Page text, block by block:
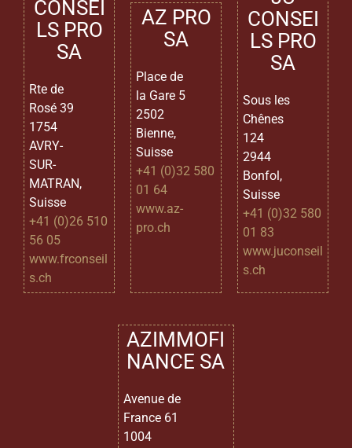
CONSEI
LS PRO
SA
Rte de
Rosé 39
1754
AVRY-
SUR-
MATRAN,
Suisse
+41 (0)26 510
56 05
www.frconseil
s.ch
AZ PRO
SA
Place de
la Gare 5
2502
Bienne,
Suisse
+41 (0)32 580
01 64
www.az-
pro.ch
CONSEI
LS PRO
SA
Sous les
Chênes
124
2944
Bonfol,
Suisse
+41 (0)32 580
01 83
www.juconseil
s.ch
AZIMMOFI
NANCE SA
Avenue de
France 61
1004